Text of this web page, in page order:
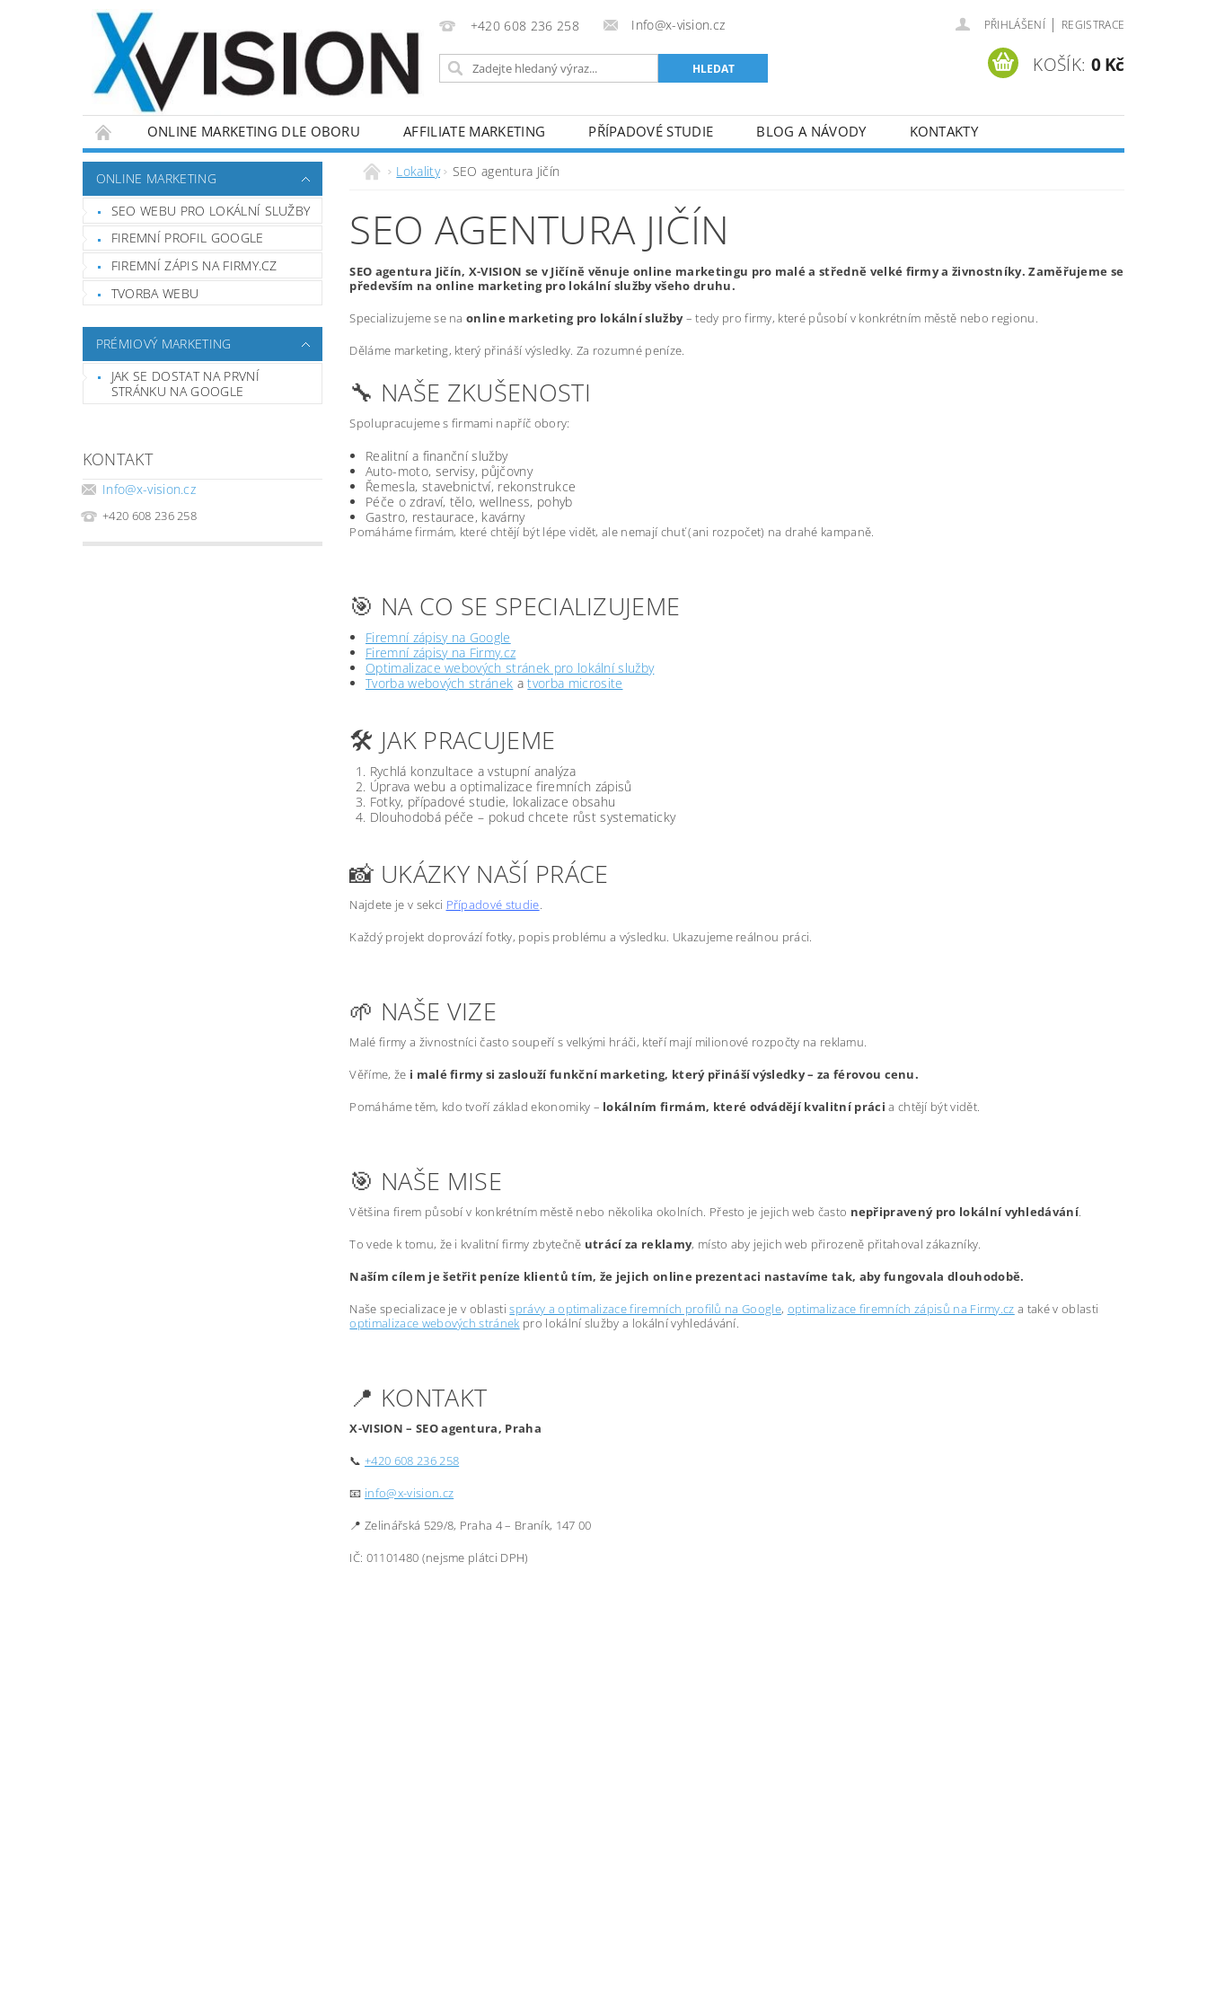
+420 608 236 258 Info@x-vision.cz PŘIHLÁŠENÍ | REGISTRACE
KOŠÍK: 0 Kč
ONLINE MARKETING DLE OBORU AFFILIATE MARKETING PŘÍPADOVÉ STUDIE BLOG A NÁVODY KONTAKTY
ONLINE MARKETING
SEO WEBU PRO LOKÁLNÍ SLUŽBY
FIREMNÍ PROFIL GOOGLE
FIREMNÍ ZÁPIS NA FIRMY.CZ
TVORBA WEBU
PRÉMIOVÝ MARKETING
JAK SE DOSTAT NA PRVNÍ
STRÁNKU NA GOOGLE
KONTAKT
Info@x-vision.cz
+420 608 236 258
Lokality SEO agentura Jičín
SEO AGENTURA JIČÍN
SEO agentura Jičín, X-VISION se v Jičíně věnuje online marketingu pro malé a středně velké firmy a živnostníky. Zaměřujeme se
především na online marketing pro lokální služby všeho druhu.
Specializujeme se naonline marketing pro lokální služby– tedy pro firmy, které působí v konkrétním městě nebo regionu.
Děláme marketing, který přináší výsledky. Za rozumné peníze.
🔧 NAŠE ZKUŠENOSTI
Spolupracujeme s firmami napříč obory:
Realitní a finanční služby
Auto-moto, servisy, půjčovny
Řemesla, stavebnictví, rekonstrukce
Péče o zdraví, tělo, wellness, pohyb
Gastro, restaurace, kavárny
Pomáháme firmám, které chtějí být lépe vidět, ale nemají chuť (ani rozpočet) na drahé kampaně.
🎯 NA CO SE SPECIALIZUJEME
Firemní zápisy na Google
Firemní zápisy na Firmy.cz
Optimalizace webových stránek pro lokální služby
Tvorba webových stránek atvorba microsite
🛠️ JAK PRACUJEME
Rychlá konzultace a vstupní analýza
Úprava webu a optimalizace firemních zápisů
Fotky, případové studie, lokalizace obsahu
Dlouhodobá péče – pokud chcete růst systematicky
📸 UKÁZKY NAŠÍ PRÁCE
Najdete je v sekci Případové studie.
Každý projekt doprovází fotky, popis problému a výsledku. Ukazujeme reálnou práci.
🌱 NAŠE VIZE
Malé firmy a živnostníci často soupeří s velkými hráči, kteří mají milionové rozpočty na reklamu.
Věříme, že i malé firmy si zaslouží funkční marketing, který přináší výsledky – za férovou cenu.
Pomáháme těm, kdo tvoří základ ekonomiky – lokálním firmám, které odvádějí kvalitní práci a chtějí být vidět.
🎯 NAŠE MISE
Většina firem působí v konkrétním městě nebo několika okolních. Přesto je jejich web často nepřipravený pro lokální vyhledávání.
To vede k tomu, že i kvalitní firmy zbytečně utrácí za reklamy, místo aby jejich web přirozeně přitahoval zákazníky.
Naším cílem je šetřit peníze klientů tím, že jejich online prezentaci nastavíme tak, aby fungovala dlouhodobě.
Naše specializace je v oblastisprávy a optimalizace firemních profilů na Google, optimalizace firemních zápisů na Firmy.cz a také v oblasti
optimalizace webových stránek pro lokální služby a lokální vyhledávání.
📍 KONTAKT
X-VISION – SEO agentura, Praha
📞+420 608 236 258
📧 info@x-vision.cz
📍 Zelinářská 529/8, Praha 4 – Braník, 147 00
IČ: 01101480 (nejsme plátci DPH)